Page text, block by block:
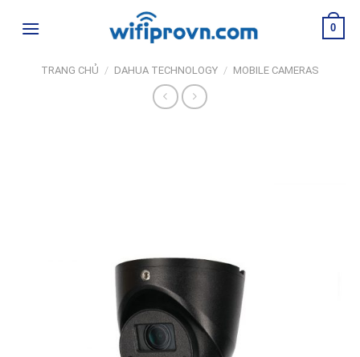
0
TRANG CHỦ / DAHUA TECHNOLOGY / MOBILE CAMERAS